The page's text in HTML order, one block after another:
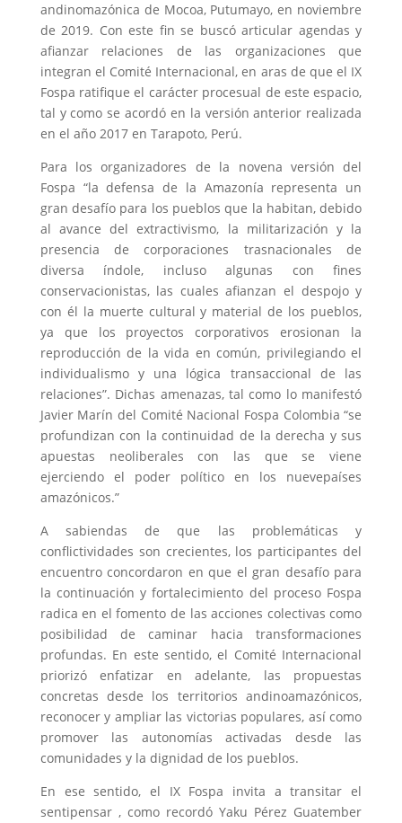
andinomazónica de Mocoa, Putumayo, en noviembre
de 2019. Con este fin se buscó articular agendas y
afianzar relaciones de las organizaciones que
integran el Comité Internacional, en aras de que el IX
Fospa ratifique el carácter procesual de este espacio,
tal y como se acordó en la versión anterior realizada
en el año 2017 en Tarapoto, Perú.
Para los organizadores de la novena versión del
Fospa “la defensa de la Amazonía representa un
gran desafío para los pueblos que la habitan, debido
al avance del extractivismo, la militarización y la
presencia de corporaciones trasnacionales de
diversa índole, incluso algunas con fines
conservacionistas, las cuales afianzan el despojo y
con él la muerte cultural y material de los pueblos,
ya que los proyectos corporativos erosionan la
reproducción de la vida en común, privilegiando el
individualismo y una lógica transaccional de las
relaciones”. Dichas amenazas, tal como lo manifestó
Javier Marín del Comité Nacional Fospa Colombia “se
profundizan con la continuidad de la derecha y sus
apuestas neoliberales con las que se viene
ejerciendo el poder político en los nuevepaíses
amazónicos.”
A sabiendas de que las problemáticas y
conflictividades son crecientes, los participantes del
encuentro concordaron en que el gran desafío para
la continuación y fortalecimiento del proceso Fospa
radica en el fomento de las acciones colectivas como
posibilidad de caminar hacia transformaciones
profundas. En este sentido, el Comité Internacional
priorizó enfatizar en adelante, las propuestas
concretas desde los territorios andinoamazónicos,
reconocer y ampliar las victorias populares, así como
promover las autonomías activadas desde las
comunidades y la dignidad de los pueblos.
En ese sentido, el IX Fospa invita a transitar el
sentipensar , como recordó Yaku Pérez Guatember